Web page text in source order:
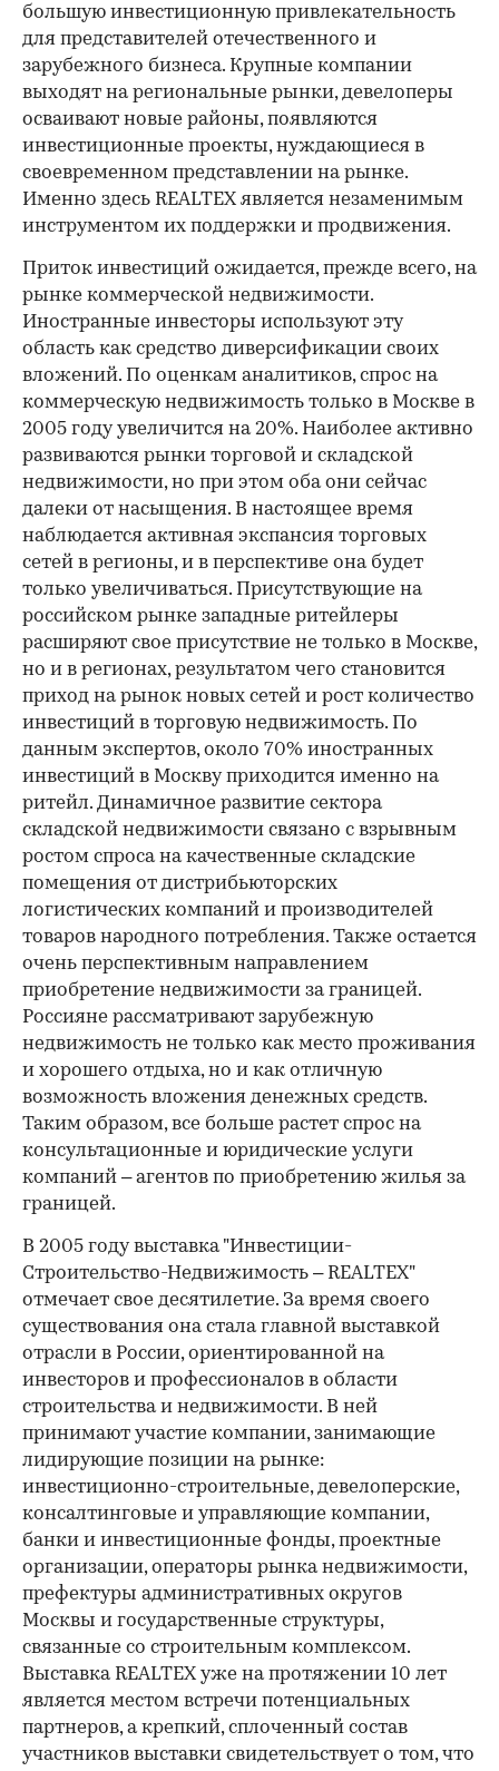
большую инвестиционную привлекательность
для представителей отечественного и
зарубежного бизнеса. Крупные компании
выходят на региональные рынки, девелоперы
осваивают новые районы, появляются
инвестиционные проекты, нуждающиеся в
своевременном представлении на рынке.
Именно здесь REALTEX является незаменимым
инструментом их поддержки и продвижения.
Приток инвестиций ожидается, прежде всего, на
рынке коммерческой недвижимости.
Иностранные инвесторы используют эту
область как средство диверсификации своих
вложений. По оценкам аналитиков, спрос на
коммерческую недвижимость только в Москве в
2005 году увеличится на 20%. Наиболее активно
развиваются рынки торговой и складской
недвижимости, но при этом оба они сейчас
далеки от насыщения. В настоящее время
наблюдается активная экспансия торговых
сетей в регионы, и в перспективе она будет
только увеличиваться. Присутствующие на
российском рынке западные ритейлеры
расширяют свое присутствие не только в Москве,
но и в регионах, результатом чего становится
приход на рынок новых сетей и рост количество
инвестиций в торговую недвижимость. По
данным экспертов, около 70% иностранных
инвестиций в Москву приходится именно на
ритейл. Динамичное развитие сектора
складской недвижимости связано с взрывным
ростом спроса на качественные складские
помещения от дистрибьюторских
логистических компаний и производителей
товаров народного потребления. Также остается
очень перспективным направлением
приобретение недвижимости за границей.
Россияне рассматривают зарубежную
недвижимость не только как место проживания
и хорошего отдыха, но и как отличную
возможность вложения денежных средств.
Таким образом, все больше растет спрос на
консультационные и юридические услуги
компаний – агентов по приобретению жилья за
границей.
В 2005 году выставка "Инвестиции-
Строительство-Недвижимость – REALTEX"
отмечает свое десятилетие. За время своего
существования она стала главной выставкой
отрасли в России, ориентированной на
инвесторов и профессионалов в области
строительства и недвижимости. В ней
принимают участие компании, занимающие
лидирующие позиции на рынке:
инвестиционно-строительные, девелоперские,
консалтинговые и управляющие компании,
банки и инвестиционные фонды, проектные
организации, операторы рынка недвижимости,
префектуры административных округов
Москвы и государственные структуры,
связанные со строительным комплексом.
Выставка REALTEX уже на протяжении 10 лет
является местом встречи потенциальных
партнеров, а крепкий, сплоченный состав
участников выставки свидетельствует о том, что